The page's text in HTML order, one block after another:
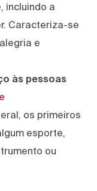
incluindo a
Caracteriza-se
e
às pessoas
os primeiros
esporte,
ou